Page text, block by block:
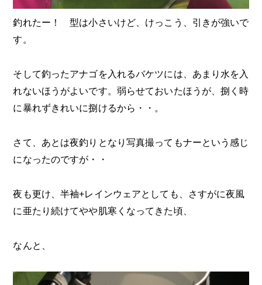
釣れたー！ 型は小さいけど、けっこう、引きが強いで
す。
そして釣ったアナゴを入れるバケツには、あまり水を入
れないほうがよいです。弱らせておいたほうが、捌く時
に暴れずきれいに捌けるから・・。
さて、あとは夜釣りとなり写真撮ってもナーという感じ
になったのですが・・
夜も更け、半袖+レインウェアとしても、さすがに夜風
に亜たり続けてやや肌寒くなってきた頃、
なんと、